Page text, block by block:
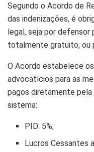
Segundo o Acordo de
das indenizações, é
legal, seja por defensor
totalmente gratuito, ou
O Acordo estabelece
advocatícios para as
pagos diretamente
sistema:
PID: 5%;
Lucros Cessantes